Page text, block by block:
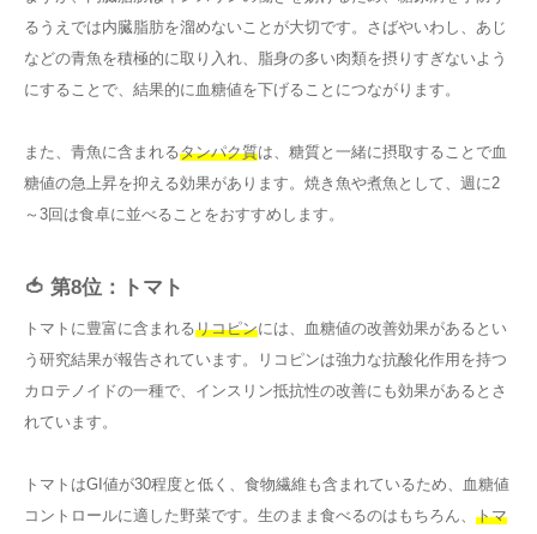
るうえでは内臓脂肪を溜めないことが大切です。さばやいわし、あじ
などの青魚を積極的に取り入れ、脂身の多い肉類を摂りすぎないよう
にすることで、結果的に血糖値を下げることにつながります。
また、青魚に含まれるタンパク質は、糖質と一緒に摂取することで血
糖値の急上昇を抑える効果があります。焼き魚や煮魚として、週に2
～3回は食卓に並べることをおすすめします。
🍅 第8位：トマト
トマトに豊富に含まれるリコピンには、血糖値の改善効果があるとい
う研究結果が報告されています。リコピンは強力な抗酸化作用を持つ
カロテノイドの一種で、インスリン抵抗性の改善にも効果があるとさ
れています。
トマトはGI値が30程度と低く、食物繊維も含まれているため、血糖値
コントロールに適した野菜です。生のまま食べるのはもちろん、 トマ